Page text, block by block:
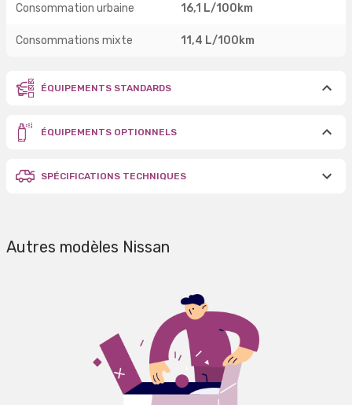
Consommation urbaine 16,1 L/100km
Consommations mixte 11,4 L/100km
ÉQUIPEMENTS STANDARDS
ÉQUIPEMENTS OPTIONNELS
SPÉCIFICATIONS TECHNIQUES
Autres modèles Nissan